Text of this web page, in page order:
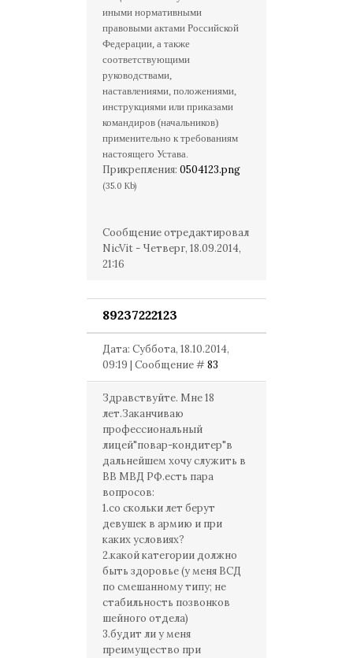
иными нормативными
правовыми актами Российской
Федерации, а также
соответствующими
руководствами,
наставлениями, положениями,
инструкциями или приказами
командиров (начальников)
применительно к требованиям
настоящего Устава.
Прикрепления: 0504123.png
(35.0 Kb)
Сообщение отредактировал
NicVit - Четверг, 18.09.2014,
21:16
89237222123
Дата: Суббота, 18.10.2014,
09:19 | Сообщение #83
Здравствуйте. Мне 18
лет.Заканчиваю
профессиональный
лицей"повар-кондитер"в
дальнейшем хочу служить в
ВВ МВД РФ.есть пара
вопросов:
1.со скольки лет берут
девушек в армию и при
каких условиях?
2.какой категории должно
быть здоровье (у меня ВСД
по смешанному типу; не
стабильность позвонков
шейного отдела)
3.будит ли у меня
преимущество при